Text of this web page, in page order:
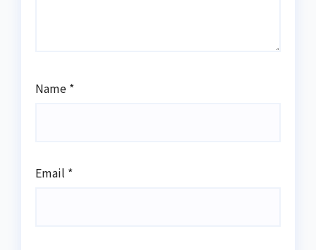
Name *
Email *